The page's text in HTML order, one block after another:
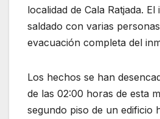
localidad de Cala Ratjada.
saldado con varias
evacuación completa del
Los hechos se han
de las 02:00 horas de esta
segundo piso de un edificio